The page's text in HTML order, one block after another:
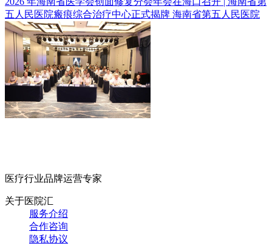
五人民医院瘢痕综合治疗中心正式揭牌 海南省第五人民医院
医疗行业品牌运营专家
关于医院汇
服务介绍
合作咨询
隐私协议